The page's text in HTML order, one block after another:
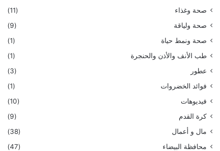
صحة وغذاء
(11)
صحة ولياقة
(9)
صحة ونمط حياة
(1)
طب الأنف والأذن والحنجرة
(1)
عطور
(3)
فوائد الخضروات
(1)
فيديوهات
(10)
كرة القدم
(9)
مال و أعمال
(38)
محافظة البيضاء
(47)